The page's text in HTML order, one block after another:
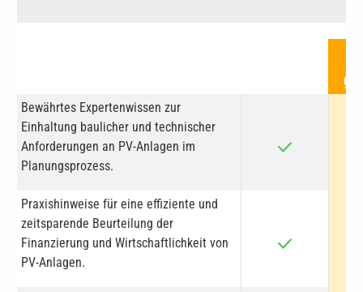
Bewährtes Expertenwissen zur
Einhaltung baulicher und technischer
Anforderungen an PV-Anlagen im
Planungsprozess.
Praxishinweise für eine effiziente und
zeitsparende Beurteilung der
Finanzierung und Wirtschaftlichkeit von
PV-Anlagen.